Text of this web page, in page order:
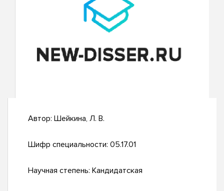
Автор: Шейкина, Л. В.
Шифр специальности: 05.17.01
Научная степень: Кандидатская